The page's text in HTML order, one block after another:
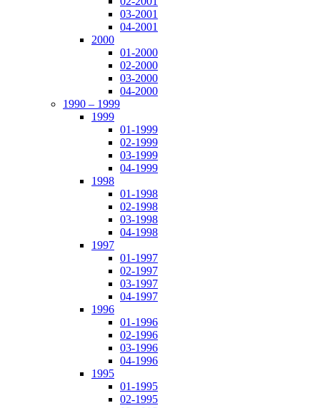
03-2001
04-2001
2000
01-2000
02-2000
03-2000
04-2000
1990 – 1999
1999
01-1999
02-1999
03-1999
04-1999
1998
01-1998
02-1998
03-1998
04-1998
1997
01-1997
02-1997
03-1997
04-1997
1996
01-1996
02-1996
03-1996
04-1996
1995
01-1995
02-1995